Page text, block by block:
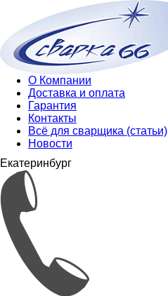
О Компании
Доставка и оплата
Гарантия
Контакты
Всё для сварщика (статьи)
Новости
Екатеринбург